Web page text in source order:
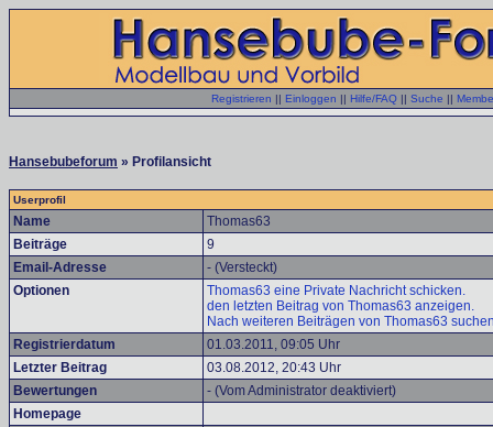
Registrieren || Einloggen || Hilfe/FAQ || Suche ||
Hansebubeforum » Profilansicht
Userprofil
Name
Thomas63
Beiträge
9
Email-Adresse
- (Versteckt)
Optionen
Thomas63 eine Private Nachricht schicken.
den letzten Beitrag von Thomas63 anzeigen.
Nach weiteren Beiträgen von Thomas63
Registrierdatum
01.03.2011, 09:05 Uhr
Letzter Beitrag
03.08.2012, 20:43 Uhr
Bewertungen
- (Vom Administrator deaktiviert)
Homepage